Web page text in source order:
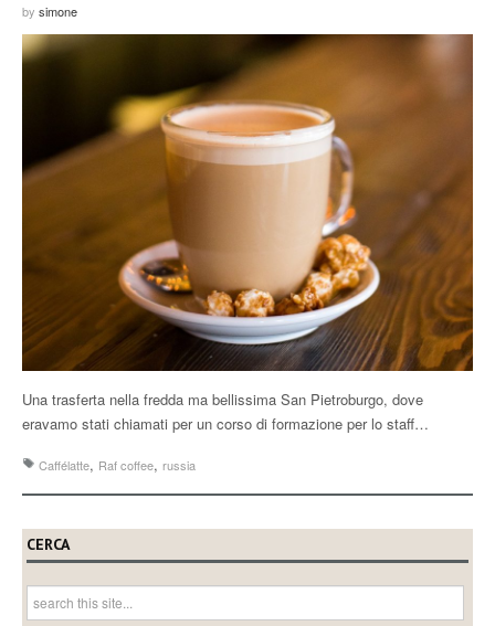
by simone
Una trasferta nella fredda ma bellissima San Pietroburgo, dove
eravamo stati chiamati per un corso di formazione per lo staff…
Caffélatte, Raf coffee, russia
CERCA